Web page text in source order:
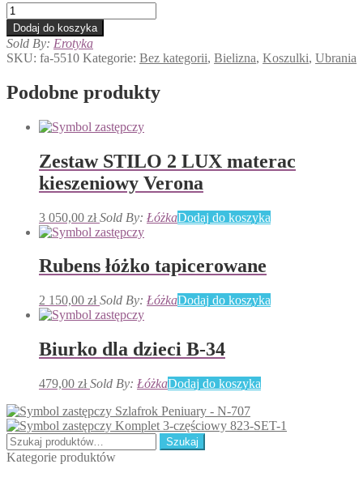
ilość
Aimee
-
koszulka
Dodaj do koszyka
Sold By: Erotyka
SKU: fa-5510 Kategorie: Bez kategorii, Bielizna, Koszulki, Ubrania
Podobne produkty
Zestaw STILO 2 LUX materac
kieszeniowy Verona
3 050,00 zł Sold By: ŁóżkaDodaj do koszyka
Rubens łóżko tapicerowane
2 150,00 zł Sold By: ŁóżkaDodaj do koszyka
Biurko dla dzieci B-34
479,00 zł Sold By: ŁóżkaDodaj do koszyka
Szlafrok Peniuary - N-707
Komplet 3-częściowy 823-SET-1
Szukaj:
Szukaj
Kategorie produktów